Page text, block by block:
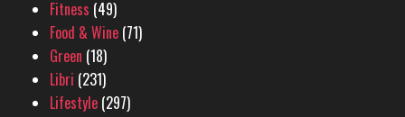
Fitness (49)
Food & Wine (71)
Green (18)
Libri (231)
Lifestyle (297)